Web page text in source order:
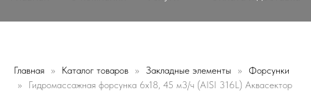
Главная Каталог товаров Закладные элементы
Форсунки
Гидромассажная форсунка 6х18, 45 м3/ч (AISI 316L) Аквасектор